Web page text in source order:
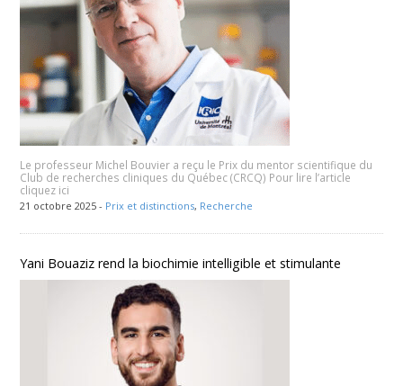
Le professeur Michel Bouvier a reçu le Prix du mentor scientifique du
Club de recherches cliniques du Québec (CRCQ) Pour lire l’article
cliquez ici
21 octobre 2025 - Prix et distinctions, Recherche
Yani Bouaziz rend la biochimie intelligible et stimulante